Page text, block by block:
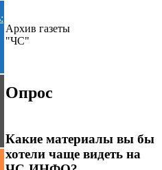
Архив газеты
"ЧС"
Опрос
Какие материалы вы бы
хотели чаще видеть на